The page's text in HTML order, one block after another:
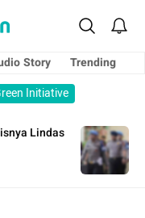
Story
Trending
Initiative
Lindas